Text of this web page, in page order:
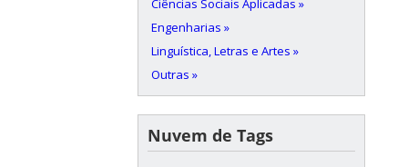
Engenharias »
Linguística, Letras e Artes »
Outras »
Nuvem de Tags